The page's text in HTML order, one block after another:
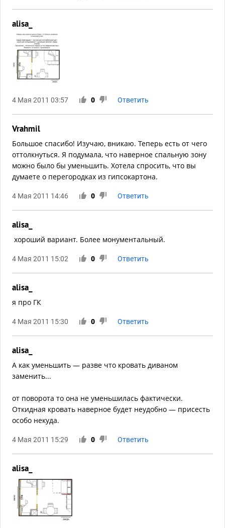
alisa_
4 Мая 2011 03:57 0 Ответить
Vrahmil
Большое спасибо! Изучаю, вникаю. Теперь есть от чего
оттолкнуться. Я подумала, что наверное спальную зону
можно было бы уменьшить. Хотела спросить, что вы
думаете о перегородках из гипсокартона.
4 Мая 2011 14:46 0 Ответить
alisa_
хороший вариант. Более монументальный.
4 Мая 2011 15:02 0 Ответить
alisa_
я про ГК
4 Мая 2011 15:30 0 Ответить
alisa_
А как уменьшить — разве что кровать диваном
заменить...
от поворота то она не уменьшилась фактически.
Откидная кровать наверное будет неудобно — присесть
особо некуда.
4 Мая 2011 15:29 0 Ответить
alisa_